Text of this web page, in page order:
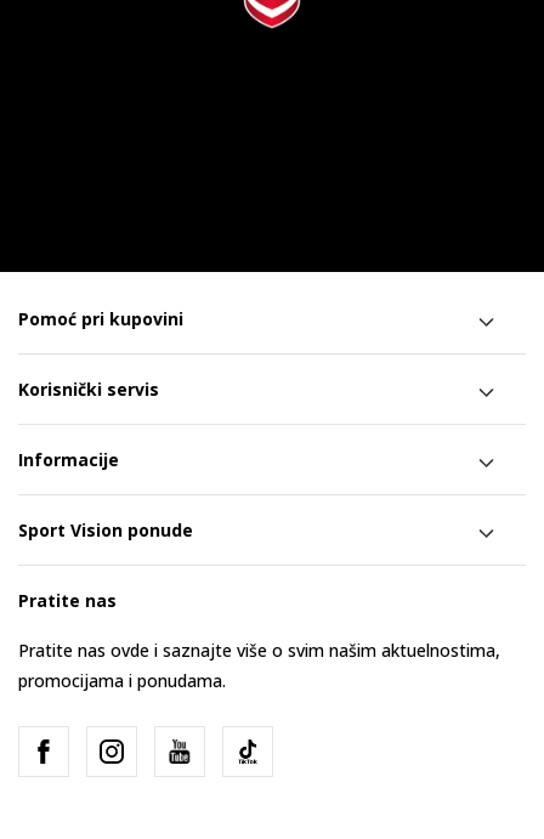
Pomoć pri kupovini
Korisnički servis
Informacije
Sport Vision ponude
Pratite nas
Pratite nas ovde i saznajte više o svim našim aktuelnostima,
promocijama i ponudama.